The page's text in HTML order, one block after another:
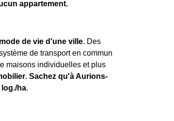
appartement.
de vie d'une ville. Des
de transport en commun
maisons individuelles et plus
. Sachez qu'à Aurions-
log./ha.